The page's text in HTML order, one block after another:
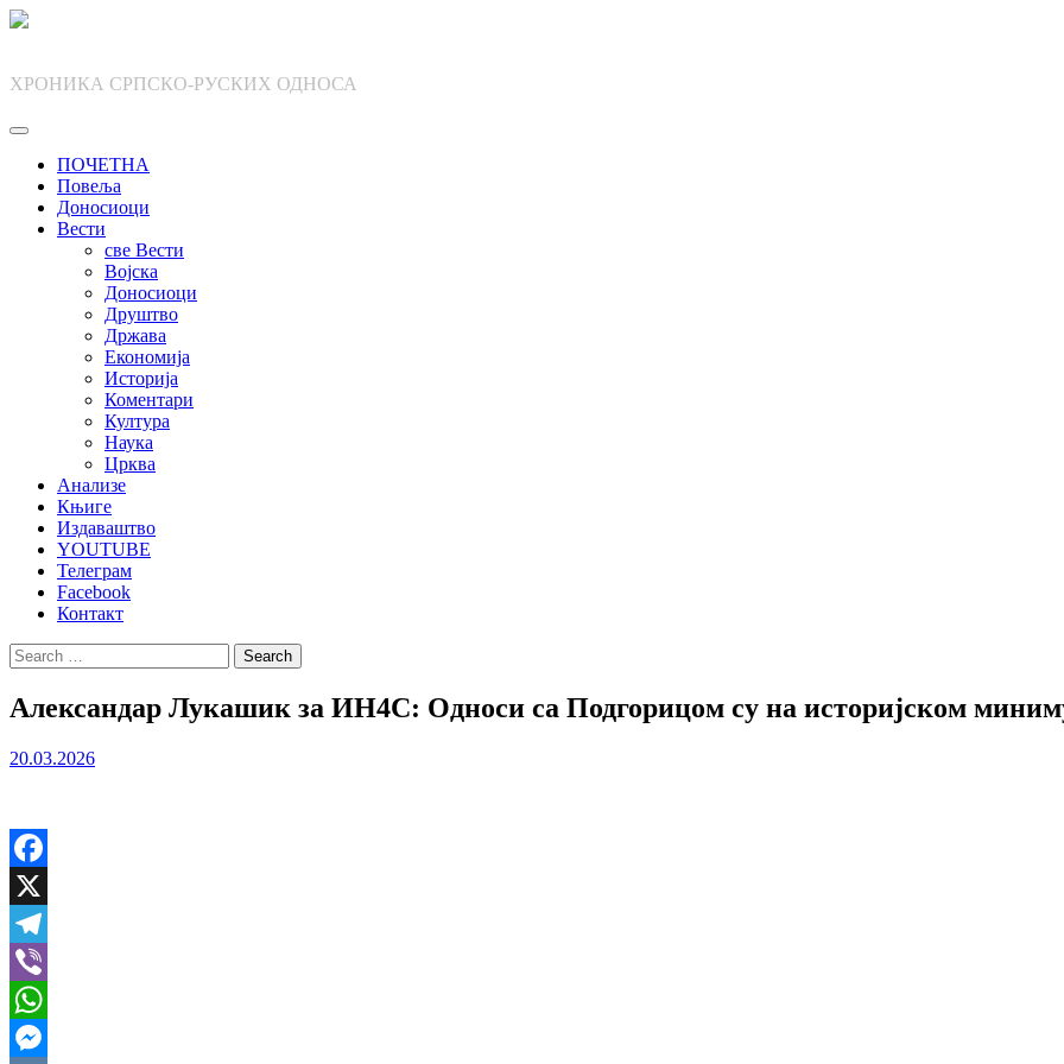
Skip
ХРОНИКА СРПСКО-РУСКИХ ОДНОСА
ПОЧЕТНА
Повеља
Доносиоци
Вести
све Вести
Војска
Доносиоци
Друштво
Држава
Економија
Историја
Коментари
Култура
Наука
Црква
Анализе
Књиге
Издаваштво
YOUTUBE
Телеграм
Facebook
Контакт
Search
for:
Александар Лукашик за ИН4С: Односи са Подгорицом су на историјском
20.03.2026
Facebook
X
Telegram
Viber
WhatsApp